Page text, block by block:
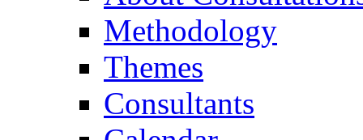
Methodology
Themes
Consultants